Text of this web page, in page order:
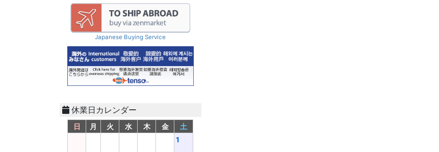
Japanese Buying Service
休業日カレンダー
日 月 火 水 木 金
土
1